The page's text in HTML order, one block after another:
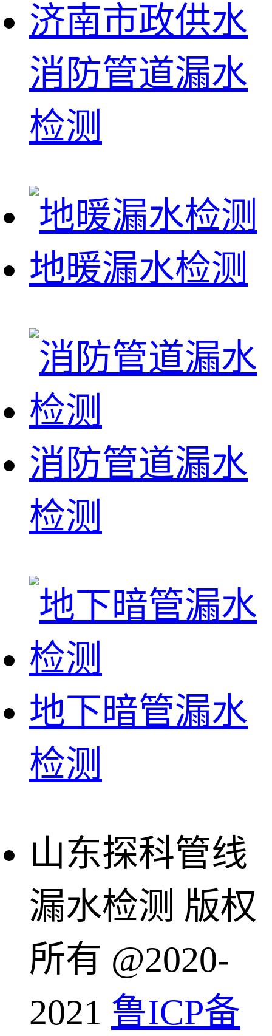
济南市政供水
消防管道漏水
检测
地暖漏水检测
消防管道漏水
检测
地下暗管漏水
检测
山东探科管线
漏水检测 版权
所有 @2020-
2021 鲁ICP备